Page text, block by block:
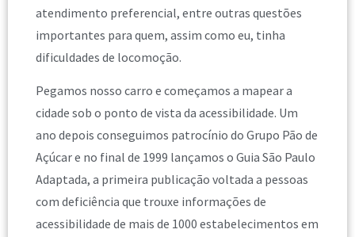
atendimento preferencial, entre outras questões
importantes para quem, assim como eu, tinha
dificuldades de locomoção.
Pegamos nosso carro e começamos a mapear a
cidade sob o ponto de vista da acessibilidade. Um
ano depois conseguimos patrocínio do Grupo Pão de
Açúcar e no final de 1999 lançamos o Guia São Paulo
Adaptada, a primeira publicação voltada a pessoas
com deficiência que trouxe informações de
acessibilidade de mais de 1000 estabelecimentos em